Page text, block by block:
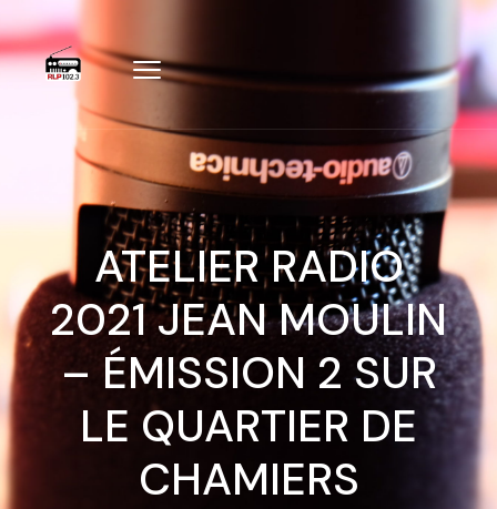
ATELIER RADIO
2021 JEAN MOULIN
– ÉMISSION 2 SUR
LE QUARTIER DE
CHAMIERS